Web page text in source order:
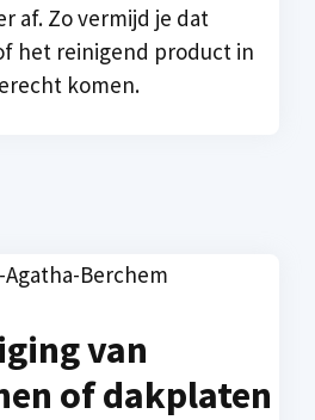
af. Zo vermijd je dat
het reinigend product in
komen.
van
of dakplaten